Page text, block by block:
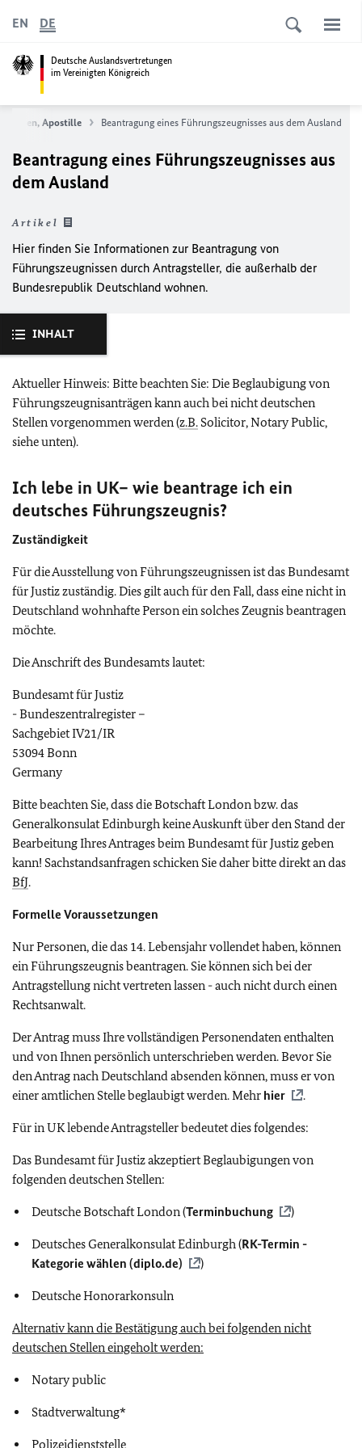
Deutsche Auslandsvertretungen
im Vereinigten Königreich
EN DE
Apostille Beantragung eines Führungszeugnisses aus dem Ausland
Beantragung eines Führungszeugnisses aus
dem Ausland
Artikel
Hier finden Sie Informationen zur Beantragung von
Führungszeugnissen durch Antragsteller, die außerhalb der
Bundesrepublik Deutschland wohnen.
INHALT
Aktueller Hinweis: Bitte beachten Sie: Die Beglaubigung von
Führungszeugnisanträgen kann auch bei nicht deutschen
Stellen vorgenommen werden (z.B. Solicitor, Notary Public,
siehe unten).
Ich lebe in UK– wie beantrage ich ein
deutsches Führungszeugnis?
Zuständigkeit
Für die Ausstellung von Führungszeugnissen ist das Bundesamt
für Justiz zuständig. Dies gilt auch für den Fall, dass eine nicht in
Deutschland wohnhafte Person ein solches Zeugnis beantragen
möchte.
Die Anschrift des Bundesamts lautet:
Bundesamt für Justiz
- Bundeszentralregister –
Sachgebiet IV21/IR
53094 Bonn
Germany
Bitte beachten Sie, dass die Botschaft London bzw. das
Generalkonsulat Edinburgh keine Auskunft über den Stand der
Bearbeitung Ihres Antrages beim Bundesamt für Justiz geben
kann! Sachstandsanfragen schicken Sie daher bitte direkt an das
BfJ.
Formelle Voraussetzungen
Nur Personen, die das 14. Lebensjahr vollendet haben, können
ein Führungszeugnis beantragen. Sie können sich bei der
Antragstellung nicht vertreten lassen - auch nicht durch einen
Rechtsanwalt.
Der Antrag muss Ihre vollständigen Personendaten enthalten
und von Ihnen persönlich unterschrieben werden. Bevor Sie
den Antrag nach Deutschland absenden können, muss er von
einer amtlichen Stelle beglaubigt werden. Mehr hier .
Für in UK lebende Antragsteller bedeutet dies folgendes:
Das Bundesamt für Justiz akzeptiert Beglaubigungen von
folgenden deutschen Stellen:
Deutsche Botschaft London (Terminbuchung )
Deutsches Generalkonsulat Edinburgh (RK-Termin -
Kategorie wählen (diplo.de)
)
Deutsche Honorarkonsuln
Alternativ kann die Bestätigung auch bei folgenden nicht
deutschen Stellen eingeholt werden:
Notary public
Stadtverwaltung*
Polizeidienststelle